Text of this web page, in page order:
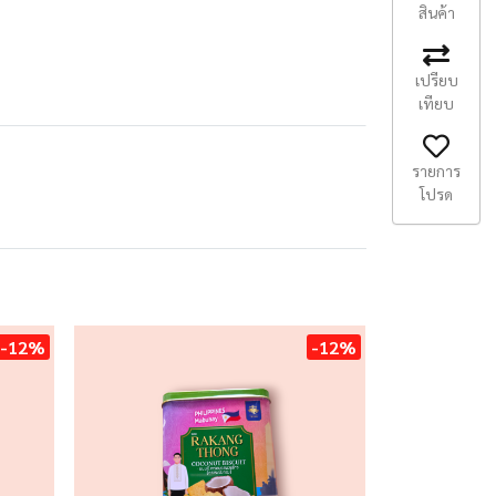
-12% -12%
สินค้า
เปรียบ
เทียบ
รายการ
โปรด